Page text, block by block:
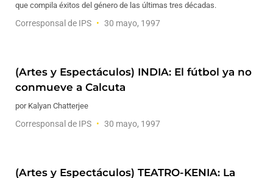
que compila éxitos del género de las últimas tres décadas.
Corresponsal de IPS 30 mayo, 1997
(Artes y Espectáculos) INDIA: El fútbol ya no
conmueve a Calcuta
por Kalyan Chatterjee
Corresponsal de IPS 30 mayo, 1997
(Artes y Espectáculos) TEATRO-KENIA: La